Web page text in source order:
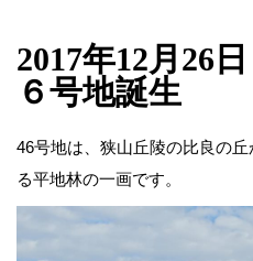
2017年12月26
６号地誕生
46号地は、狭山丘陵の比良の
る平地林の一画です。